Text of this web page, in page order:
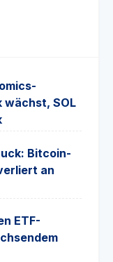
wächst, SOL
Bitcoin-
an
ETF-